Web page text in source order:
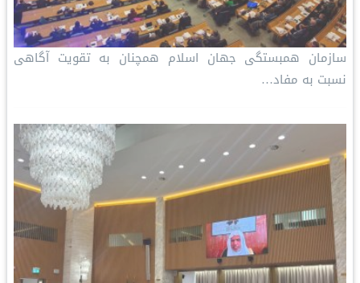
سازمان همبستگی جهان اسلام همچنان به تقویت آگاهی
نسبت به مفاد…